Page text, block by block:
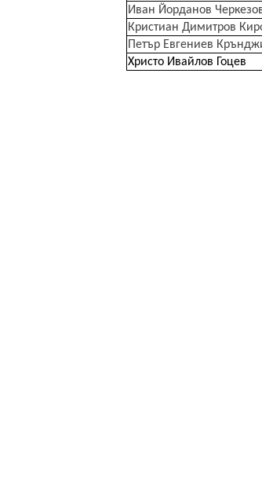
Иван Йорданов
Кристиан Димитров
Петър Евгениев
Христо Ивайлов Гоцев